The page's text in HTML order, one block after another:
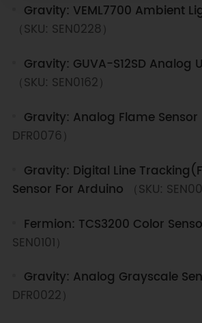
Gravity: VEML7700 Ambient
（SKU: SEN0228）
Gravity: GUVA-S12SD Analog
（SKU: SEN0162）
Gravity: Analog Flame Sensor
DFR0076）
Gravity: Digital Line
Sensor For Arduino
（SKU:
Fermion: TCS3200 Color
SEN0101）
Gravity: Analog Grayscale
DFR0022）